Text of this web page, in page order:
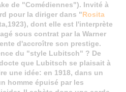
de "Comédiennes"). Invité à
pour la diriger dans "Rosita
dont elle est l'interprète
sous contrat par la Warner
d'accroître son prestige.
du "style Lubitsch" ? De
que Lubitsch se plaisait à
une idée: en 1918, dans un
homme épuisé par les